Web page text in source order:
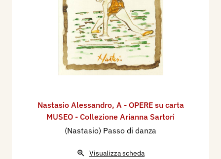
Nastasio Alessandro, A - OPERE su carta
MUSEO - Collezione Arianna Sartori
(Nastasio) Passo di danza
Visualizza scheda